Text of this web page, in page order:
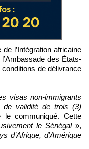
des États-
conditions de délivrance
visas non-immigrants
de validité de trois (3)
communiqué. Cette
le Sénégal»,
d’Afrique, d’Amérique